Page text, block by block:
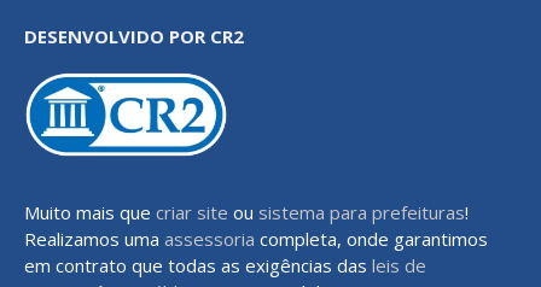
DESENVOLVIDO POR CR2
Muito mais que criar site ou sistema para prefeituras!
Realizamos uma assessoria completa, onde garantimos
em contrato que todas as exigências das leis de